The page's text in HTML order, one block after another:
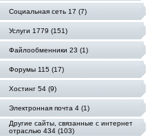
Социальная сеть 17 (7)
Услуги 1779 (151)
Файлообменники 23 (1)
Форумы 115 (17)
Хостинг 54 (9)
Электронная почта 4 (1)
Другие сайты, связанные с интернет
отраслью 434 (103)